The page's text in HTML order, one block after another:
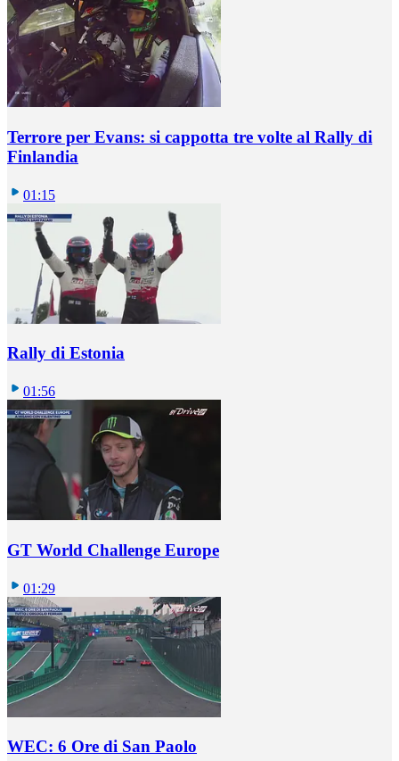
Terrore per Evans: si cappotta tre volte al Rally di
Finlandia
01:15
Rally di Estonia
01:56
GT World Challenge Europe
01:29
WEC: 6 Ore di San Paolo